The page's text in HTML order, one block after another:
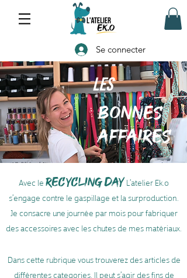
Se connecter
Les
BONNES
AFFAIRES
Avec leRECYCLING DAYL’atelier Ek.o
s’engage contre le gaspillage et la surproduction.
Je consacre une journée par mois pour fabriquer
des accessoires avec les chutes de mes matériaux.
Dans cette rubrique vous trouverez des articles de
différentes categories. Il peut s’agir des fins de